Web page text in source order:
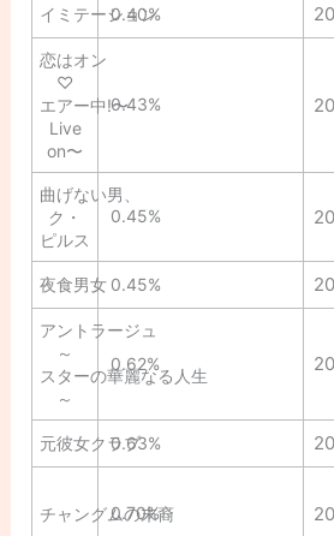
イミテーション
0.40%
恋はオン
♡
エアー中!〜
Live
on〜
0.43%
曲げない男、
ク・
ピルス
0.45%
夜食男女 0.45%
アントラージュ
～
スターの華麗なる人生
～
0.62%
元彼女クラブ
0.63%
チャングムの末裔
0.70%